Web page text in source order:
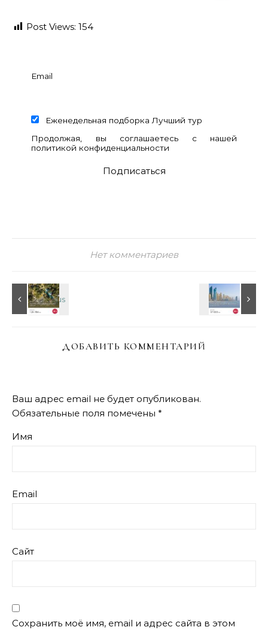
Post Views: 154
Email
Еженедельная подборка Лучший тур
Продолжая, вы соглашаетесь с нашей
политикой конфиденциальности
Нет комментариев
ДОБАВИТЬ КОММЕНТАРИЙ
Ваш адрес email не будет опубликован.
Обязательные поля помечены *
Имя
Email
Сайт
Сохранить моё имя, email и адрес сайта в этом